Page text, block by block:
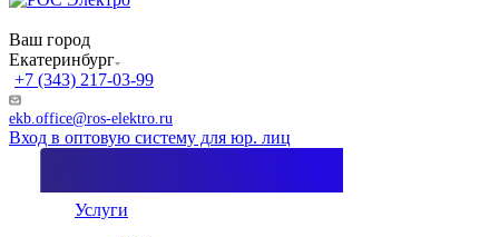
Ваш город
Екатеринбург
+7 (343) 217-03-99
ekb.office@ros-elektro.ru
Вход в оптовую систему для юр. лиц
Услуги